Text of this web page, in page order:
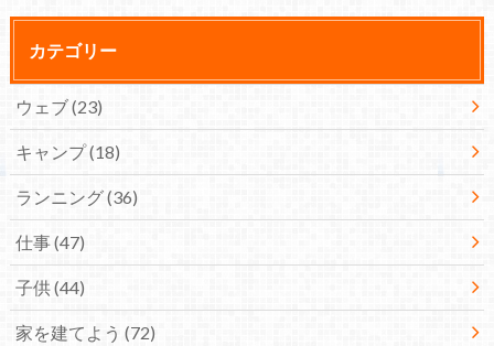
カテゴリー
ウェブ(23)
キャンプ(18)
ランニング(36)
仕事(47)
子供(44)
家を建てよう (72)